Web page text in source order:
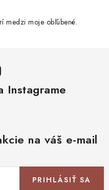
medzi moje obľúbené.
Instagrame
na váš e-mail
PRIHLÁSIŤ SA